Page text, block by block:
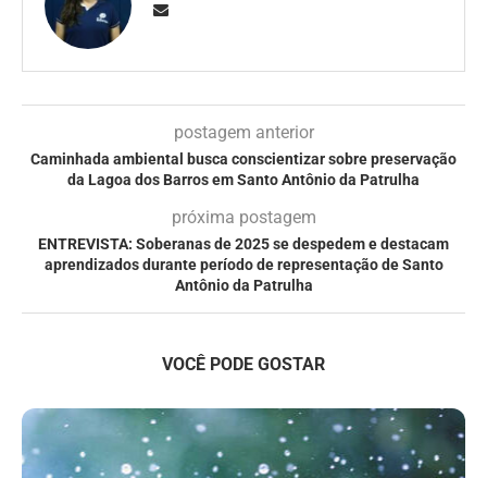
postagem anterior
Caminhada ambiental busca conscientizar sobre preservação
da Lagoa dos Barros em Santo Antônio da Patrulha
próxima postagem
ENTREVISTA: Soberanas de 2025 se despedem e destacam
aprendizados durante período de representação de Santo
Antônio da Patrulha
VOCÊ PODE GOSTAR